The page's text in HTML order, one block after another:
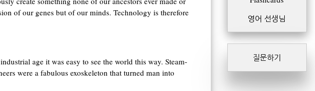
of our genes but of our minds. Technology is therefore
age it was easy to see the world this way. Steam-
were a fabulous exoskeleton that turned man into
영어 선생님
질문하기